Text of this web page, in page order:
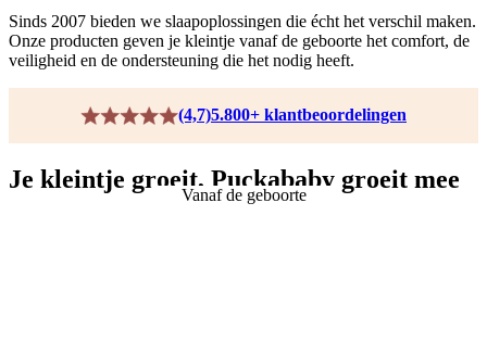
Sinds 2007 bieden we slaapoplossingen die écht het verschil maken.
Onze producten geven je kleintje vanaf de geboorte het comfort, de
veiligheid en de ondersteuning die het nodig heeft.
(4,7)5.800+ klantbeoordelingen
Je kleintje groeit, Puckababy groeit mee